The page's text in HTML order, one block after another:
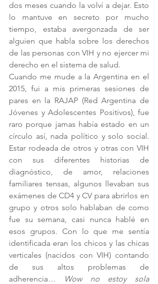
dos meses cuando la volví a dejar. Esto
lo mantuve en secreto por mucho
tiempo, estaba avergonzada de ser
alguien que habla sobre los derechos
de las personas con VIH y no ejercer mi
derecho en el sistema de salud.
Cuando me mude a la Argentina en el
2015, fui a mis primeras sesiones de
pares en la RAJAP (Red Argentina de
Jóvenes y Adolescentes Positivos), fue
raro porque jamas había estado en un
círculo así, nada político y solo social.
Estar rodeada de otros y otras con VIH
con sus diferentes historias de
diagnóstico, de amor, relaciones
familiares tensas, algunos llevaban sus
exámenes de CD4 y CV para abrirlos en
grupo y otros solo hablaban de como
fue su semana, casi nunca hablé en
esos grupos. Con lo que me sentía
identificada eran los chicos y las chicas
verticales (nacidos con VIH) contando
de sus altos problemas de
adherencia…
Wow no estoy sola